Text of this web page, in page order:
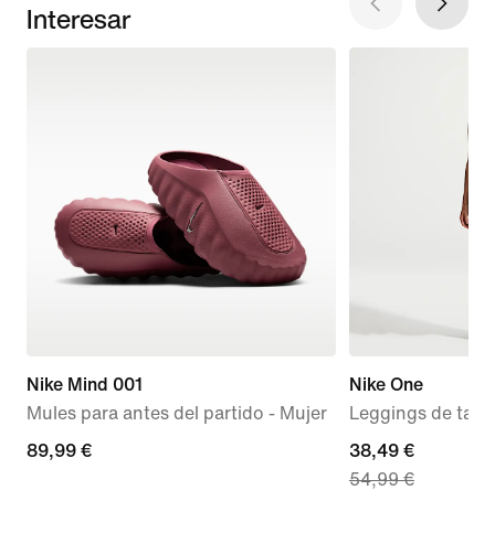
Interesar
Nike Mind 001
Mules para antes del partido - Mujer
89,99 €
89,99 €
Nike One
Leggings de
current
price
38,49 €
54,99 €